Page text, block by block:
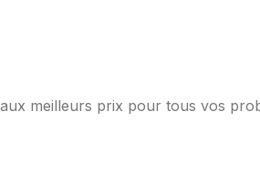
meilleurs prix pour tous vos